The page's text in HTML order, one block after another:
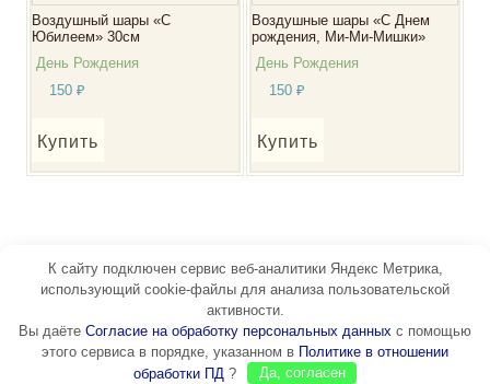
Воздушный шары «С
Юбилеем» 30см
День Рождения
150 ₽
Купить
Воздушные шары «С Днем
рождения, Ми-Ми-Мишки»
День Рождения
150 ₽
Купить
К сайту подключен сервис веб-аналитики Яндекс Метрика,
использующий cookie-файлы для анализа пользовательской
активности.
Вы даёте Согласие на обработку персональных данных с помощью
этого сервиса в порядке, указанном в Политике в отношении
обработки ПД ? Да, согласен